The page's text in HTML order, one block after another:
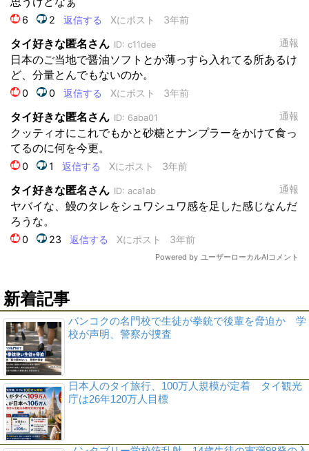
新着記事
バンコクの名門校で生徒が拳銃で後輩を脅迫か 学
校が声明、警察が捜査
日本人のタイ旅行、100万人規模が定着 タイ観光
庁は26年120万人目標